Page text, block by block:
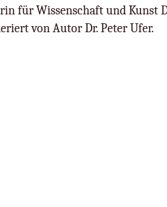
für Wissenschaft und Kunst
von Autor Dr. Peter Ufer.